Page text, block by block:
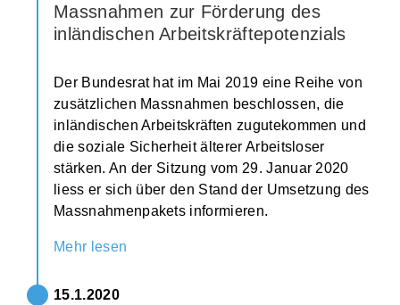
Massnahmen zur Förderung des
inländischen Arbeitskräftepotenzials
Der Bundesrat hat im Mai 2019 eine Reihe von
zusätzlichen Massnahmen beschlossen, die
inländischen Arbeitskräften zugutekommen und
die soziale Sicherheit älterer Arbeitsloser
stärken. An der Sitzung vom 29. Januar 2020
liess er sich über den Stand der Umsetzung des
Massnahmenpakets informieren.
Mehr lesen
15.1.2020